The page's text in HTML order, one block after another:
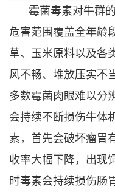
霉菌毒素对牛群
危害范围覆盖全年龄
草、玉米原料以及各
风不畅、堆放压实不
多数霉菌肉眼难以分
会持续不断损伤牛体
素，首先会破坏瘤胃
收率大幅下降，出现
时毒素会持续损伤肠